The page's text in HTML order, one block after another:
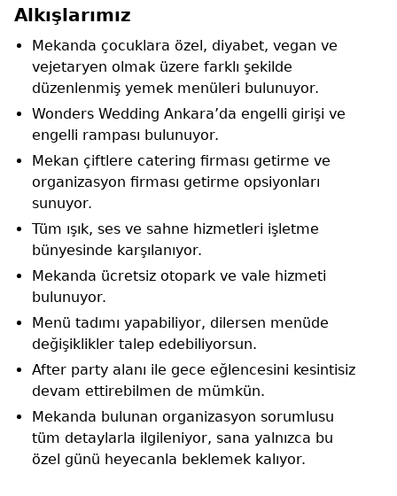
Alkışlarımız
Mekanda çocuklara özel, diyabet, vegan ve
vejetaryen olmak üzere farklı şekilde
düzenlenmiş yemek menüleri bulunuyor.
Wonders Wedding Ankara’da engelli girişi ve
engelli rampası bulunuyor.
Mekan çiftlere catering firması getirme ve
organizasyon firması getirme opsiyonları
sunuyor.
Tüm ışık, ses ve sahne hizmetleri işletme
bünyesinde karşılanıyor.
Mekanda ücretsiz otopark ve vale hizmeti
bulunuyor.
Menü tadımı yapabiliyor, dilersen menüde
değişiklikler talep edebiliyorsun.
After party alanı ile gece eğlencesini kesintisiz
devam ettirebilmen de mümkün.
Mekanda bulunan organizasyon sorumlusu
tüm detaylarla ilgileniyor, sana yalnızca bu
özel günü heyecanla beklemek kalıyor.